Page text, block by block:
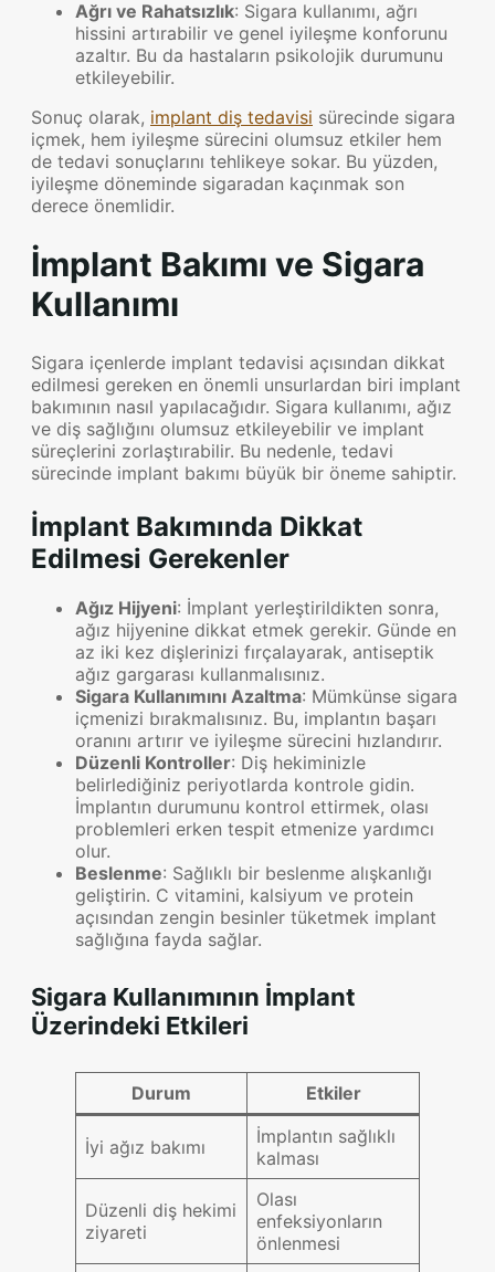
Ağrı ve Rahatsızlık: Sigara kullanımı, ağrı
hissini artırabilir ve genel iyileşme konforunu
azaltır. Bu da hastaların psikolojik durumunu
etkileyebilir.
Sonuç olarak, implant diş tedavisi sürecinde sigara
içmek, hem iyileşme sürecini olumsuz etkiler hem
de tedavi sonuçlarını tehlikeye sokar. Bu yüzden,
iyileşme döneminde sigaradan kaçınmak son
derece önemlidir.
İmplant Bakımı ve Sigara
Kullanımı
Sigara içenlerde implant tedavisi açısından dikkat
edilmesi gereken en önemli unsurlardan biri implant
bakımının nasıl yapılacağıdır. Sigara kullanımı, ağız
ve diş sağlığını olumsuz etkileyebilir ve implant
süreçlerini zorlaştırabilir. Bu nedenle, tedavi
sürecinde implant bakımı büyük bir öneme sahiptir.
İmplant Bakımında Dikkat
Edilmesi Gerekenler
Ağız Hijyeni: İmplant yerleştirildikten sonra,
ağız hijyenine dikkat etmek gerekir. Günde en
az iki kez dişlerinizi fırçalayarak, antiseptik
ağız gargarası kullanmalısınız.
Sigara Kullanımını Azaltma: Mümkünse sigara
içmenizi bırakmalısınız. Bu, implantın başarı
oranını artırır ve iyileşme sürecini hızlandırır.
Düzenli Kontroller: Diş hekiminizle
belirlediğiniz periyotlarda kontrole gidin.
İmplantın durumunu kontrol ettirmek, olası
problemleri erken tespit etmenize yardımcı
olur.
Beslenme: Sağlıklı bir beslenme alışkanlığı
geliştirin. C vitamini, kalsiyum ve protein
açısından zengin besinler tüketmek implant
sağlığına fayda sağlar.
Sigara Kullanımının İmplant
Üzerindeki Etkileri
Durum Etkiler
İyi ağız bakımı
İmplantın sağlıklı
kalması
Düzenli diş hekimi
ziyareti
Olası
enfeksiyonların
önlenmesi